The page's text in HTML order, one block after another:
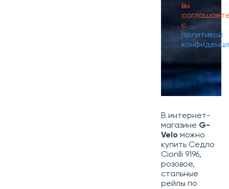
вы
с
политикой
В интернет-
магазине G-
Velo можно
купить Седло
Cionlli 9196,
розовое,
стальные
рейлы по